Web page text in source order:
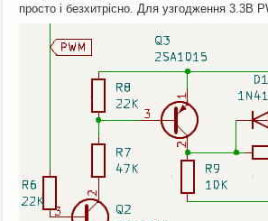
просто і безхитрісно. Для узгодження 3.3В